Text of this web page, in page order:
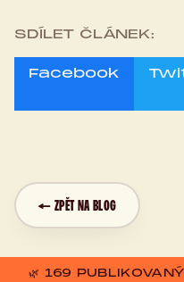
SDÍLET ČLÁNEK:
Facebook
← ZPĚT NA BLOG
🌿 169